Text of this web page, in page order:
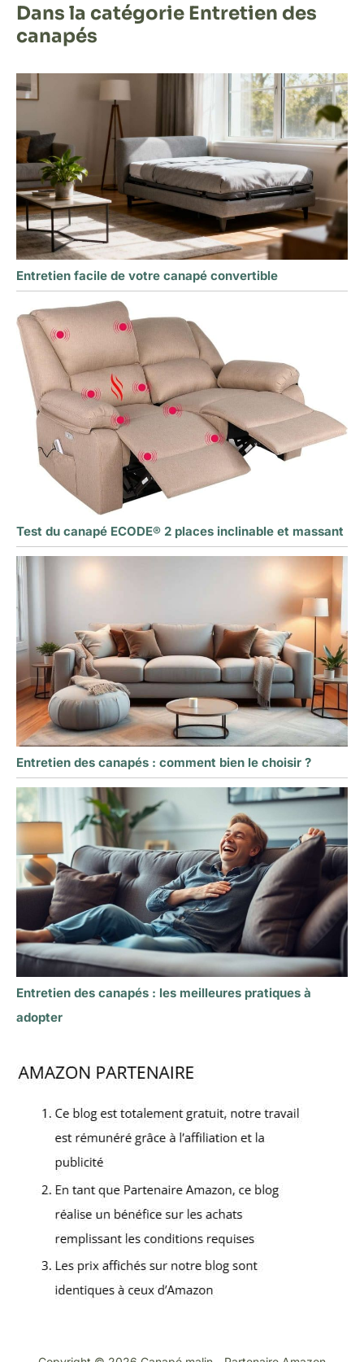
Dans la catégorie Entretien des
canapés
Entretien facile de votre canapé convertible
Test du canapé ECODE® 2 places inclinable et massant
Entretien des canapés : comment bien le choisir ?
Entretien des canapés : les meilleures pratiques à
adopter